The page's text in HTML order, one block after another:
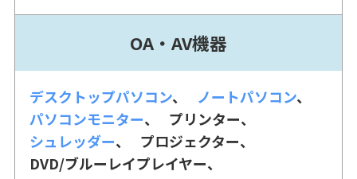
OA・AV機器
デスクトップパソコン
ノートパソコン
パソコンモニター
プリンター
シュレッダー
プロジェクター
DVD/ブルーレイプレイヤー